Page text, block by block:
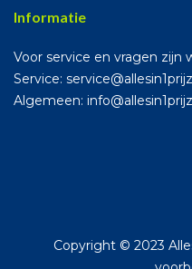
Informatie
Voor service en vragen zijn
Service:
Algemeen:
Copyright © 2023